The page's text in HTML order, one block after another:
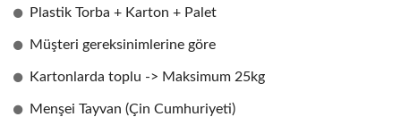
Plastik Torba + Karton + Palet
Müşteri gereksinimlerine göre
Kartonlarda toplu -> Maksimum 25kg
Menşei Tayvan (Çin Cumhuriyeti)